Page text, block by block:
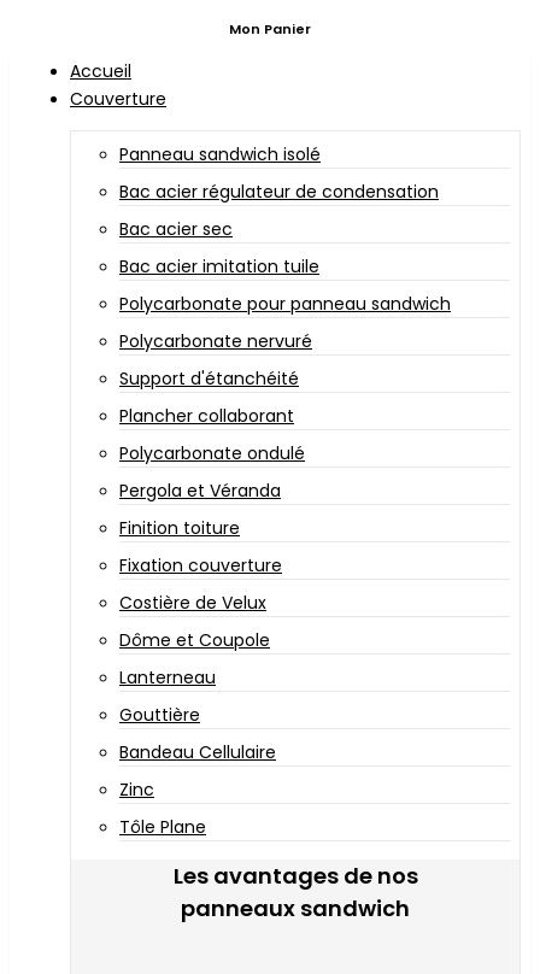
Mon Panier
Accueil
Couverture
Panneau sandwich isolé
Bac acier régulateur de condensation
Bac acier sec
Bac acier imitation tuile
Polycarbonate pour panneau sandwich
Polycarbonate nervuré
Support d'étanchéité
Plancher collaborant
Polycarbonate ondulé
Pergola et Véranda
Finition toiture
Fixation couverture
Costière de Velux
Dôme et Coupole
Lanterneau
Gouttière
Bandeau Cellulaire
Zinc
Tôle Plane
Les avantages de nos
panneaux sandwich